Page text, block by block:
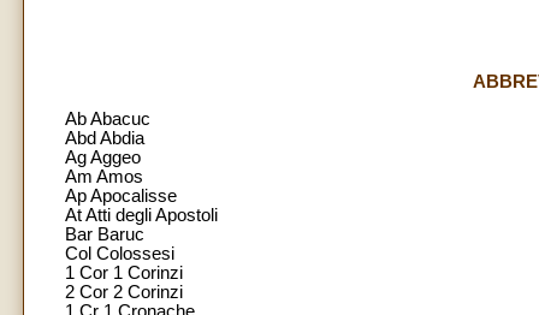
Ab Abacuc
Abd Abdia
Ag Aggeo
Am Amos
Ap Apocalisse
At Atti degli Apostoli
Bar Baruc
Col Colossesi
1 Cor 1 Corinzi
2 Cor 2 Corinzi
1 Cr 1 Cronache